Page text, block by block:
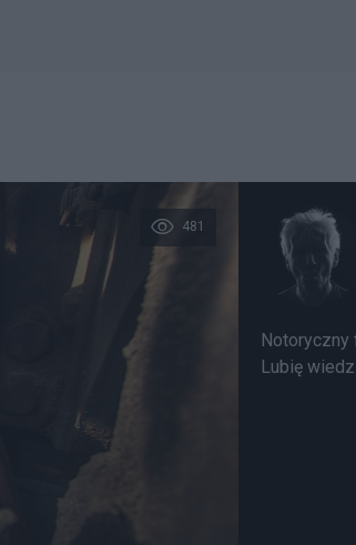
481
Notoryczny
Lubię